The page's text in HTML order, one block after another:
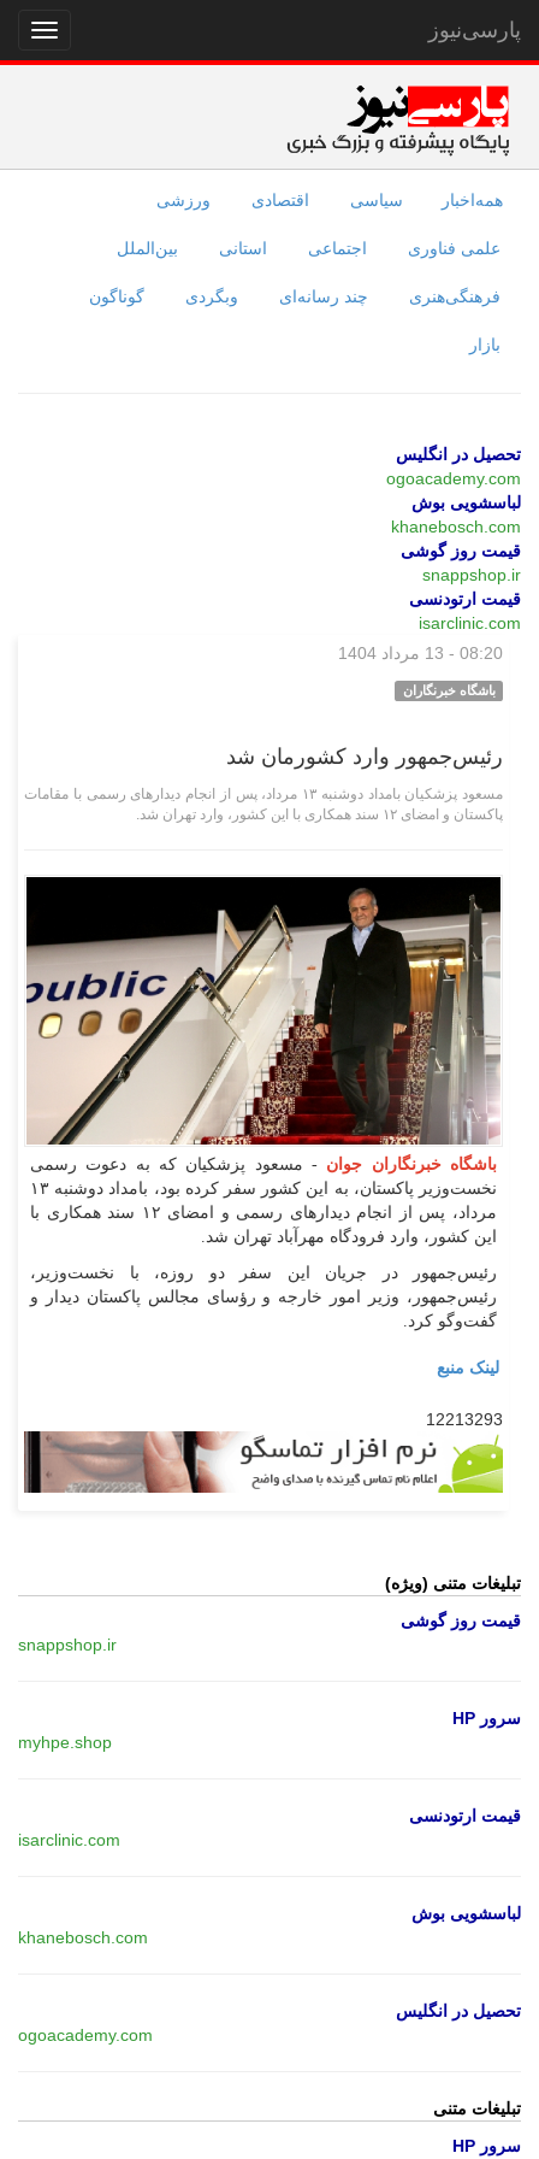
نمایش
منو
پارسی‌نیوز
همه‌اخبار سیاسی اقتصادی ورزشی
علمی فناوری اجتماعی استانی بین‌الملل
فرهنگی‌هنری چند رسانه‌ای وبگردی گوناگون
بازار
تحصیل در انگلیس
ogoacademy.com
لباسشویی بوش
khanebosch.com
قیمت روز گوشی
snappshop.ir
قیمت ارتودنسی
isarclinic.com
08:20 - 13 مرداد 1404
باشگاه خبرنگاران
رئیس‌جمهور وارد کشورمان شد
مسعود پزشکیان بامداد دوشنبه ۱۳ مرداد، پس از انجام دیدار‌های رسمی با مقامات
پاکستان و امضای ۱۲ سند همکاری با این کشور، وارد تهران شد.
باشگاه خبرنگاران جوان - مسعود پزشکیان که به دعوت رسمی
نخست‌وزیر پاکستان، به این کشور سفر کرده بود، بامداد دوشنبه ۱۳
مرداد، پس از انجام دیدار‌های رسمی و امضای ۱۲ سند همکاری با
این کشور، وارد فرودگاه مهرآباد تهران شد.
رئیس‌جمهور در جریان این سفر دو روزه، با نخست‌وزیر،
رئیس‌جمهور، وزیر امور خارجه و رؤسای مجالس پاکستان دیدار و
گفت‌و‌گو کرد.
لینک منبع
12213293
تبلیغات متنی (ویژه)
قیمت روز گوشی
snappshop.ir
سرور HP
myhpe.shop
قیمت ارتودنسی
isarclinic.com
لباسشویی بوش
khanebosch.com
تحصیل در انگلیس
ogoacademy.com
تبلیغات متنی
سرور HP